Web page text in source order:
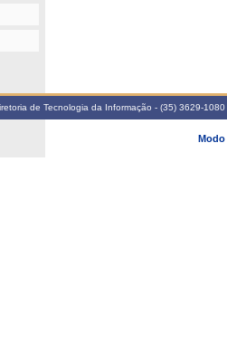
de Tecnologia da Informação - (35) 3629-
Modo